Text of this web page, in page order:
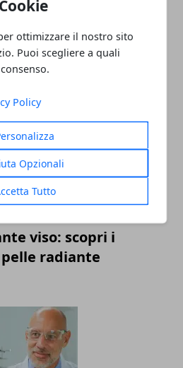
ottimizzare il nostro sito
Puoi scegliere a quali
Policy
Opzionali
Tutto
russo sull'Ucraina
viso: scopri i
radiante